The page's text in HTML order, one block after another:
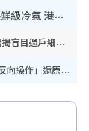
內地客歎港人唔識老！揭港鐵保鮮級冷氣 港人求放過：咪投訴
牙線棒亂用隨時越清越污糟！牙醫驚揭盲目過戶細菌恐致蛀牙：呢種先係日常真保養
WhatsApp預設貼圖點刪？揭1招「反向操作」還原簡潔介面 附3步實測教學